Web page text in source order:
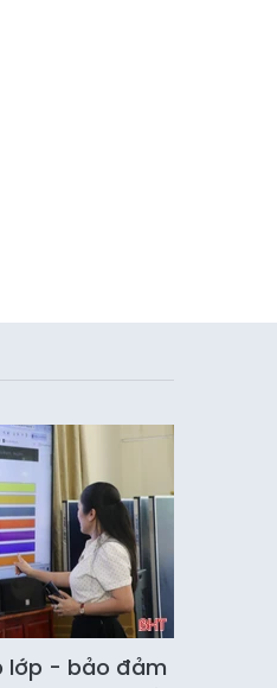
lớp - bảo đảm